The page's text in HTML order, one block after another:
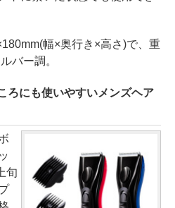
幅×奥行き×高さ)で、重
バー調。
ろにも使いやすいメンズヘア
旬